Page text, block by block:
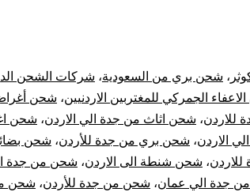
جدة
الي
الاردن
، شحن بري من السعودية، شركات الشحن
الجمركي للمغتربين الاردنيين، شحن
للاردن، شحن اثاث من جدة الي الاردن، شحن
الاردن، شحن بري من جدة للأردن، شحن
، شحن شنطة الى الاردن، شحن من جدة
جدة الي عمان، شحن من جدة للأردن، شحن